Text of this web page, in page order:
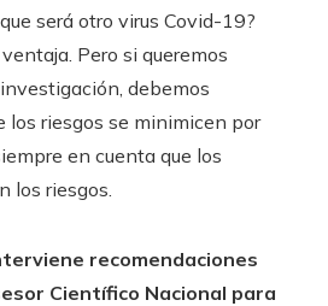
será otro virus Covid-19?
Pero si queremos
debemos
los riesgos se minimicen por
en cuenta que los
los riesgos.
recomendaciones
Científico Nacional para